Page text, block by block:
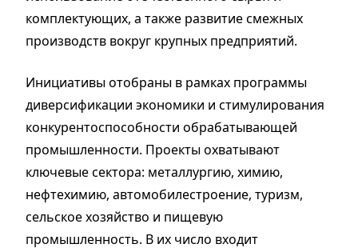
комплектующих, а также развитие смежных
производств вокруг крупных предприятий.
Инициативы отобраны в рамках программы
диверсификации экономики и стимулирования
конкурентоспособности обрабатывающей
промышленности. Проекты охватывают
ключевые сектора: металлургию, химию,
нефтехимию, автомобилестроение, туризм,
сельское хозяйство и пищевую
промышленность. В их число входит